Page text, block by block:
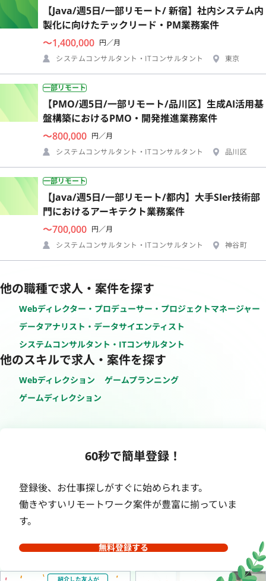
【Java/週5日/一部リモート/ 新宿】社内システム内
製化に向けたテックリード・PM業務案件
〜1,400,000 円／月
システムコンサルタント・ITコンサルタント
東京
一部リモート
【PMO/週5日/一部リモート/品川区】生成AI活用基
盤構築におけるPMO・開発推進業務案件
〜800,000 円／月
システムコンサルタント・ITコンサルタント
品川区
一部リモート
【Java/週5日/一部リモート/都内】大手SIer技術部
門におけるアーキテクト業務案件
〜700,000 円／月
システムコンサルタント・ITコンサルタント
神谷町
他の職種で求人・案件を探す
Webディレクター・プロデューサー・プロジェクトマネージャー
データアナリスト・データサイエンティスト
システムコンサルタント・ITコンサルタント
他のスキルで求人・案件を探す
Webディレクション
ゲームプランニング
ゲームディレクション
60秒で簡単登録！
登録後、お仕事探しがすぐに始められます。
働きやすいリモートワーク案件が豊富に揃っていま
す。
無料登録する